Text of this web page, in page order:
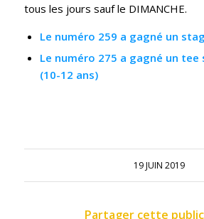
tous les jours sauf le DIMANCHE.
Le numéro 259 a gagné un
Le numéro 275 a gagné un tee
(10-12 ans)
19 JUIN 2019
Partager cette